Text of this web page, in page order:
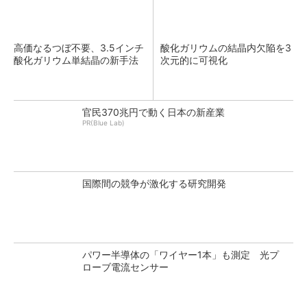
高価なるつぼ不要、3.5インチ
酸化ガリウム単結晶の新手法
酸化ガリウムの結晶内欠陥を3
次元的に可視化
官民370兆円で動く日本の新産業
PR(Blue Lab)
国際間の競争が激化する研究開発
パワー半導体の「ワイヤー1本」も測定 光プ
ローブ電流センサー